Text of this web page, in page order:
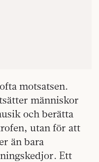
motsatsen.
människor
och berätta
utan för att
än bara
Ett